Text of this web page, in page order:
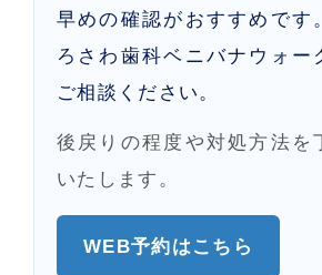
早めの確認がおすすめです
ろさわ歯科ベニバナウォー
ご相談ください。
後戻りの程度や対処方法を
いたします。
WEB予約はこちら